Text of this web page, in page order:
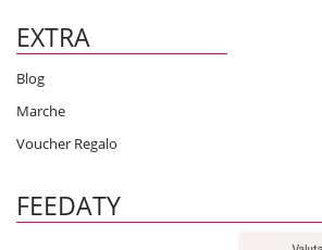
EXTRA
Blog
Marche
Voucher Regalo
FEEDATY